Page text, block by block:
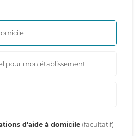
pour mon établissement
d'aide à domicile